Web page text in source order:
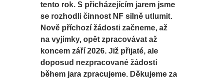
tento rok. S přicházejícím jarem jsme
se rozhodli činnost NF silně utlumit.
Nově příchozí žádosti začneme, až
na vyjímky, opět zpracovávat až
koncem září 2026. Již přijaté, ale
doposud nezpracované žádosti
během jara zpracujeme. Děkujeme za